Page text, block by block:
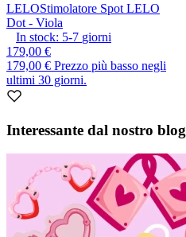
LELOStimolatore Spot LELO
Dot - Viola
In stock: 5-7 giorni
179,00 €
179,00 € Prezzo più basso negli
ultimi 30 giorni.
Interessante dal nostro blog